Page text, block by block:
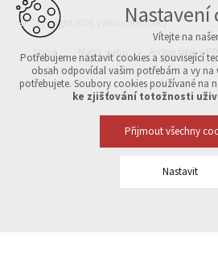
© Copyright 2026 Velkomeziříčsko
Úvod Mapa webu Archiv čísel v
Nastavení
Vítejte na
Potřebujeme nastavit cookies a související
obsah odpovídal vašim potřebám a vy na
potřebujete. Soubory cookies používané na
ke zjišťování totožnosti
Přijmout všechny
Nastavit